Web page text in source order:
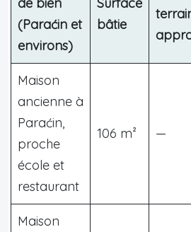
(Paraćin et
environs)
bâtie
Maison
ancienne à
Paraćin,
proche
école et
restaurant
106 m² —
Maison